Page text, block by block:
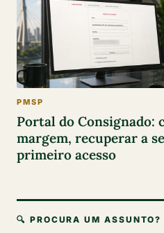
PMSP
Portal do Consignado:
margem, recuperar a
primeiro acesso
🔍 PROCURA UM ASSUNTO?